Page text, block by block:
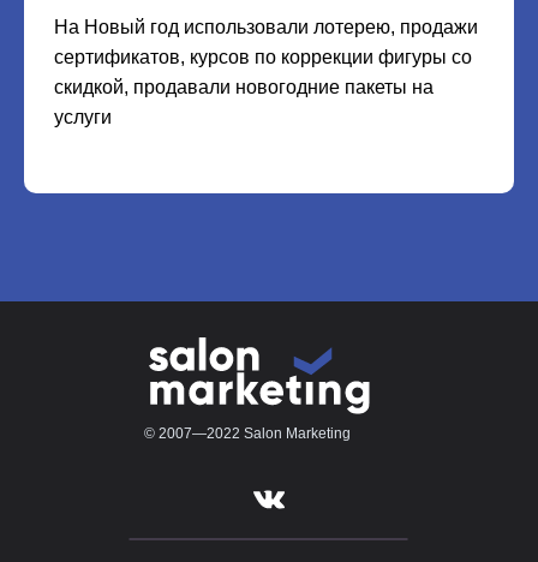
На Новый год использовали лотерею, продажи
сертификатов, курсов по коррекции фигуры со
скидкой, продавали новогодние пакеты на
услуги
© 2007—2022 Salon Marketing